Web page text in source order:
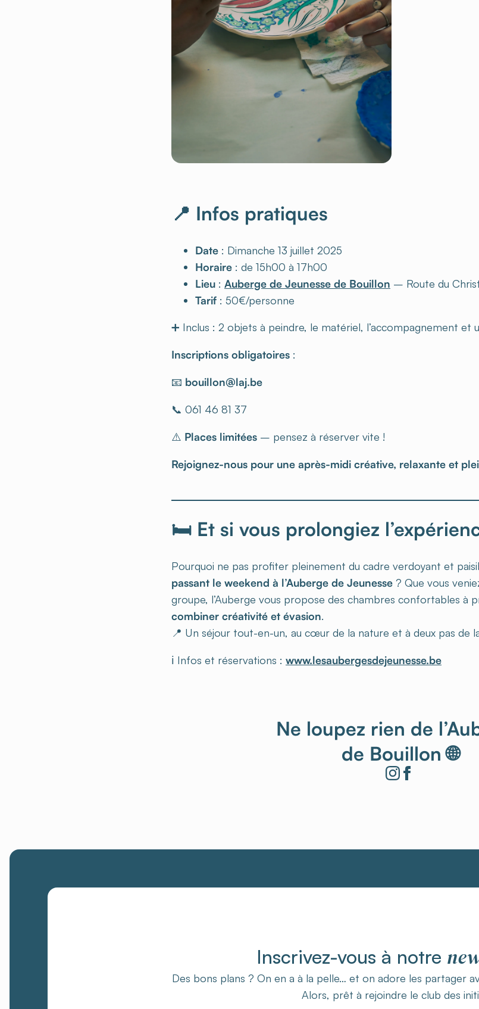
📍 Infos pratiques
Date : Dimanche 13 juillet 2025
Horaire : de 15h00 à 17h00
Lieu : Auberge de Jeunesse de Bouillon – Route du
Tarif : 50€/personne
➕ Inclus : 2 objets à peindre, le matériel, l’accompagnement et
Inscriptions obligatoires :
📧 bouillon@laj.be
📞 061 46 81 37
⚠️ Places limitées – pensez à réserver vite !
Rejoignez-nous pour une après-midi créative, relaxante et
🛏️ Et si vous prolongiez
Pourquoi ne pas profiter pleinement du cadre verdoyant et
passant le weekend à l’Auberge de Jeunesse ? Que vous
groupe, l’Auberge vous propose des chambres confortables à
combiner créativité et évasion.
📍 Un séjour tout-en-un, au cœur de la nature et à deux pas de
ℹ️ Infos et réservations : www.lesaubergesdejeunesse.be
Ne loupez rien de
de Bouillon 🌐
Inscrivez-vous à notre
Des bons plans ? On en a à la pelle… et on adore les partager
Alors, prêt à rejoindre le club des